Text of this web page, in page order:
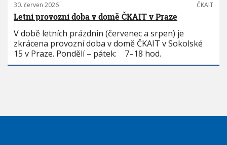
30. červen 2026 ČKAIT
Letní provozní doba v domě ČKAIT v Praze
V době letních prázdnin (červenec a srpen) je
zkrácena provozní doba v domě ČKAIT v Sokolské
15 v Praze. Pondělí – pátek: 7–18 hod.